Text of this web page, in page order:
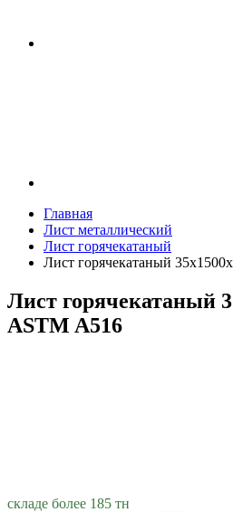
Главная
Лист металлический
Лист горячекатаный
Лист горячекатаный
Лист горячекатаный
ASTM A516
складе более 185 тн